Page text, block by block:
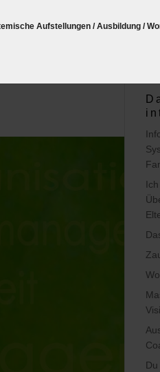
Aufstellungen / Ausbildung /